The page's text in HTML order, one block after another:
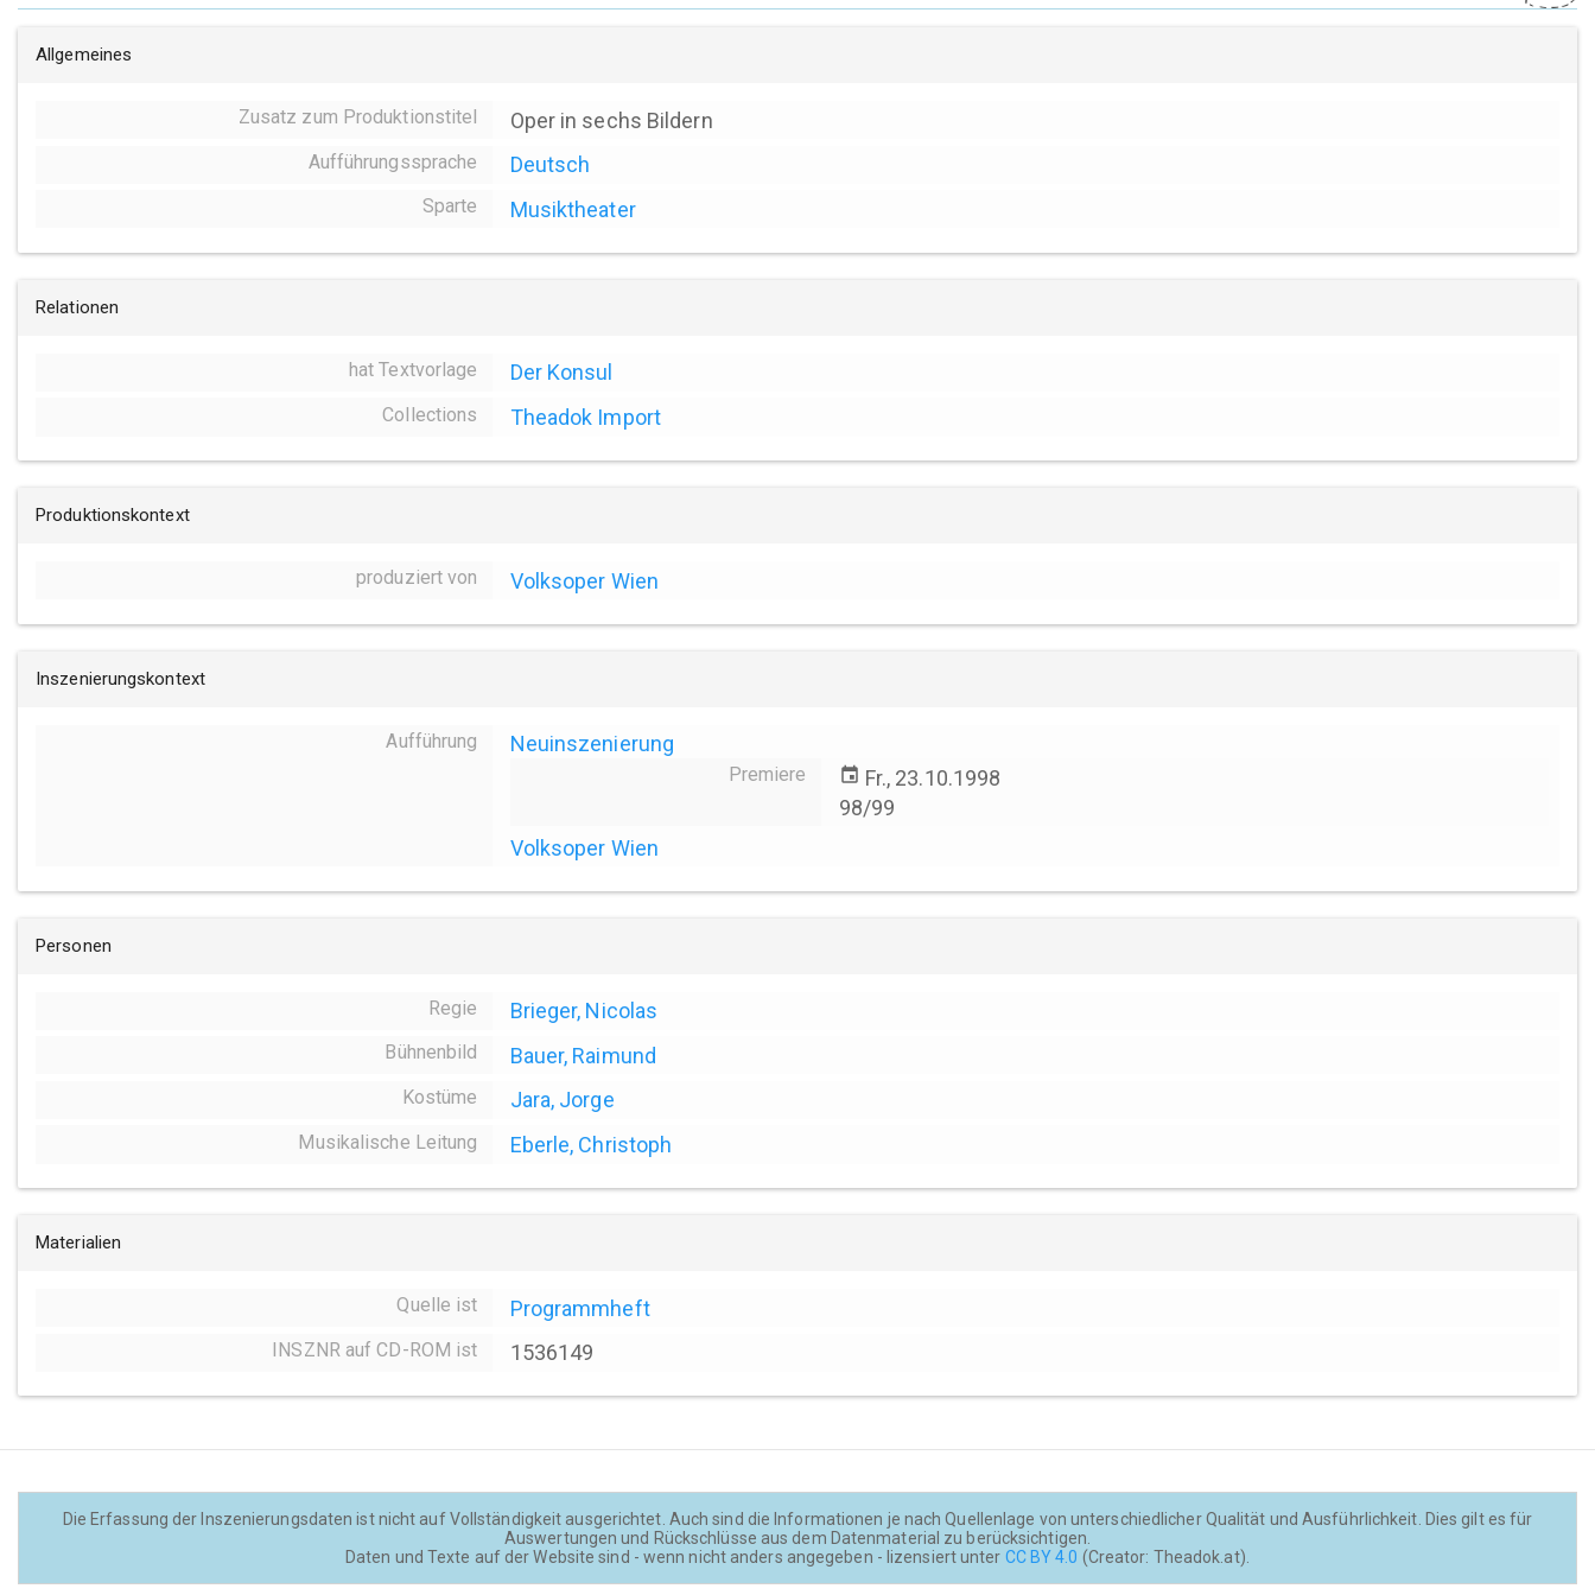
Allgemeines
Zusatz zum Produktionstitel Oper in sechs Bildern
Aufführungssprache Deutsch
Sparte Musiktheater
Relationen
hat Textvorlage Der Konsul
Collections Theadok Import
Produktionskontext
produziert von Volksoper Wien
Inszenierungskontext
Aufführung Neuinszenierung
Premiere event Fr., 23.10.1998
98/99
Volksoper Wien
Personen
Regie Brieger, Nicolas
Bühnenbild Bauer, Raimund
Kostüme Jara, Jorge
Musikalische Leitung Eberle, Christoph
Materialien
Quelle ist Programmheft
INSZNR auf CD-ROM ist 1536149
Die Erfassung der Inszenierungsdaten ist nicht auf Vollständigkeit ausgerichtet. Auch sind die Informationen je nach Quellenlage von unterschiedlicher Qualität und Ausführlichkeit. Dies gilt es für
Auswertungen und Rückschlüsse aus dem Datenmaterial zu berücksichtigen.
Daten und Texte auf der Website sind - wenn nicht anders angegeben - lizensiert unter CC BY 4.0 (Creator: Theadok.at).